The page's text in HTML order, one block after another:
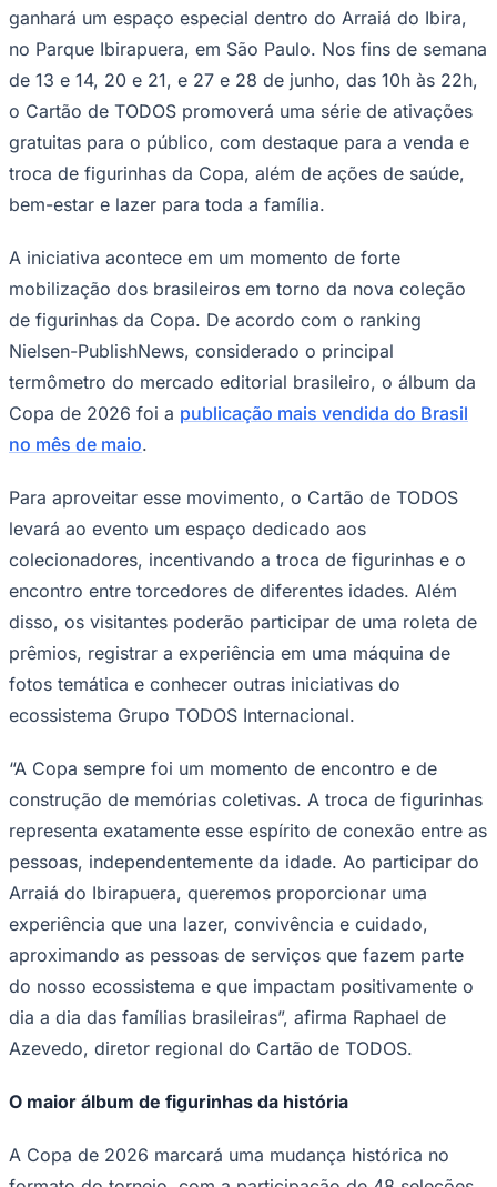
Panorama Econômico
Para Sua Empresa
Anuncie no Portal
Verificar Empresa Novo
Anunciar VagasNovo
Publicidade Legal
NBA
UFC
Tênis (ATP)
MLB
NHL
Atletismo
Vôlei
NBB
Competições de Futebol
Brasileirão Série A
Paulistão
Libertadores
Sul-Americana
Copa América
Champions League
Premier League
La Liga
Bundesliga
Mundial 2026
Times - Ir direto
ganhará um espaço especial dentro do Arraiá do Ibira,
no Parque Ibirapuera, em São Paulo. Nos fins de semana
de 13 e 14, 20 e 21, e 27 e 28 de junho, das 10h às 22h,
o Cartão de TODOS promoverá uma série de ativações
gratuitas para o público, com destaque para a venda e
troca de figurinhas da Copa, além de ações de saúde,
bem-estar e lazer para toda a família.
A iniciativa acontece em um momento de forte
mobilização dos brasileiros em torno da nova coleção
de figurinhas da Copa. De acordo com o ranking
Nielsen-PublishNews, considerado o principal
termômetro do mercado editorial brasileiro, o álbum da
Copa de 2026 foi a publicação mais vendida do Brasil
no mês de maio.
Para aproveitar esse movimento, o Cartão de TODOS
levará ao evento um espaço dedicado aos
colecionadores, incentivando a troca de figurinhas e o
encontro entre torcedores de diferentes idades. Além
disso, os visitantes poderão participar de uma roleta de
prêmios, registrar a experiência em uma máquina de
fotos temática e conhecer outras iniciativas do
ecossistema Grupo TODOS Internacional.
“A Copa sempre foi um momento de encontro e de
construção de memórias coletivas. A troca de figurinhas
representa exatamente esse espírito de conexão entre as
pessoas, independentemente da idade. Ao participar do
Arraiá do Ibirapuera, queremos proporcionar uma
experiência que una lazer, convivência e cuidado,
aproximando as pessoas de serviços que fazem parte
do nosso ecossistema e que impactam positivamente o
dia a dia das famílias brasileiras”, afirma Raphael de
Azevedo, diretor regional do Cartão de TODOS.
O maior álbum de figurinhas da história
A Copa de 2026 marcará uma mudança histórica no